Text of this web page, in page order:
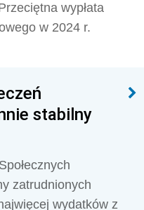
wypłata
w 2024 r.
stabilny
zatrudnionych
wydatków z